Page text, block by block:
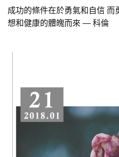
成功的條件在於勇氣和自信 而
想和健康的體魄而來 — 科倫